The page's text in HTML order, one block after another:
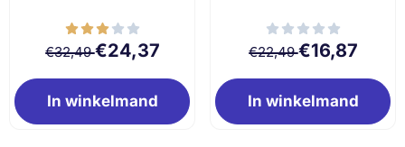
Van 32,49 voor 24,37
€32,49€24,37
In winkelmand
Van 22,49 voor
€22,49€16,87
In winkelmand